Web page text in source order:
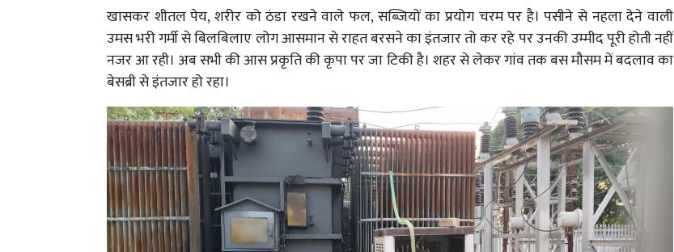
खासकर शीतल पेय, शरीर को ठंडा रखने वाले फल, सब्जियों का प्रयोग चरम पर है। पसीने से नहला देने वाली
उमस भरी गर्मी से बिलबिलाए लोग आसमान से राहत बरसने का इंतजार तो कर रहे पर उनकी उम्मीद पूरी होती नहीं
नजर आ रही। अब सभी की आस प्रकृति की कृपा पर जा टिकी है। शहर से लेकर गांव तक बस मौसम में बदलाव का
बेसब्री से इंतजार हो रहा।